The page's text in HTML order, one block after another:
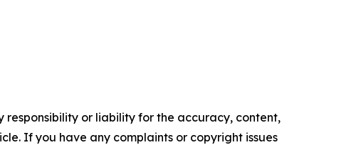
responsibility or liability for the accuracy, content,
If you have any complaints or copyright issues